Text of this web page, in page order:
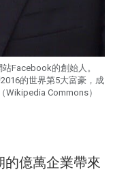
Facebook的創始人。
的世界第5大富豪，成
Commons）
億萬企業帶來